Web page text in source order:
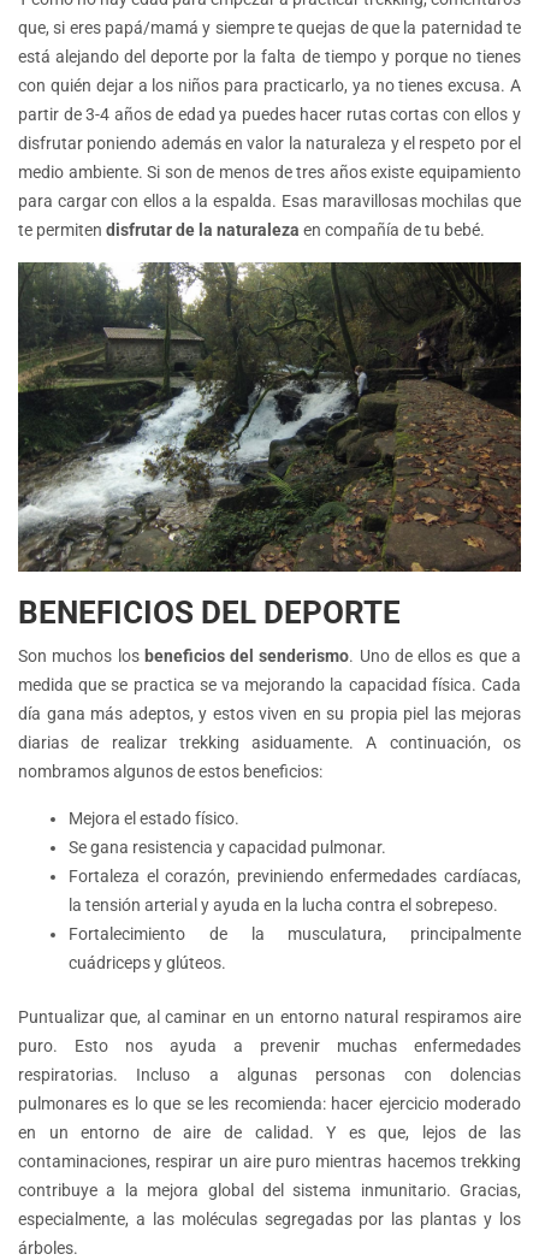
que, si eres papá/mamá y siempre te quejas de que la paternidad te
está alejando del deporte por la falta de tiempo y porque no tienes
con quién dejar a los niños para practicarlo, ya no tienes excusa. A
partir de 3-4 años de edad ya puedes hacer rutas cortas con ellos y
disfrutar poniendo además en valor la naturaleza y el respeto por el
medio ambiente. Si son de menos de tres años existe equipamiento
para cargar con ellos a la espalda. Esas maravillosas mochilas que
te permiten disfrutar de la naturaleza en compañía de tu bebé.
BENEFICIOS DEL DEPORTE
Son muchos los beneficios del senderismo. Uno de ellos es que a
medida que se practica se va mejorando la capacidad física. Cada
día gana más adeptos, y estos viven en su propia piel las mejoras
diarias de realizar trekking asiduamente. A continuación, os
nombramos algunos de estos beneficios:
Mejora el estado físico.
Se gana resistencia y capacidad pulmonar.
Fortaleza el corazón, previniendo enfermedades cardíacas,
la tensión arterial y ayuda en la lucha contra el sobrepeso.
Fortalecimiento de la musculatura, principalmente
cuádriceps y glúteos.
Puntualizar que, al caminar en un entorno natural respiramos aire
puro. Esto nos ayuda a prevenir muchas enfermedades
respiratorias. Incluso a algunas personas con dolencias
pulmonares es lo que se les recomienda: hacer ejercicio moderado
en un entorno de aire de calidad. Y es que, lejos de las
contaminaciones, respirar un aire puro mientras hacemos trekking
contribuye a la mejora global del sistema inmunitario. Gracias,
especialmente, a las moléculas segregadas por las plantas y los
árboles.